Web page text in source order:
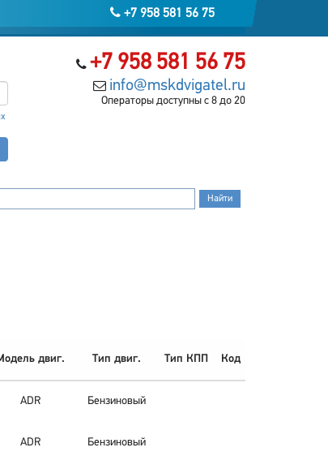
+7 958 581 56 75
+7 958 581 56 75
info@mskdvigatel.ru
Операторы доступны с 8 до 20
двиг. Тип двиг. Тип КПП Код
ADR Бензиновый
ADR Бензиновый